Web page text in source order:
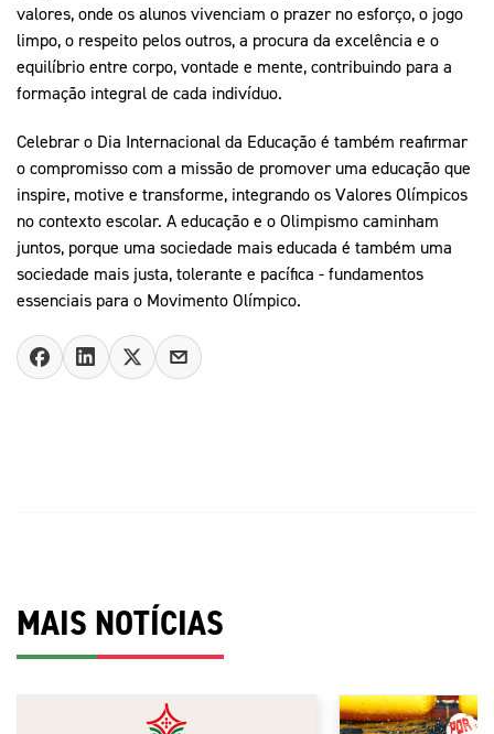
valores, onde os alunos vivenciam o prazer no esforço, o jogo
limpo, o respeito pelos outros, a procura da excelência e o
equilíbrio entre corpo, vontade e mente, contribuindo para a
formação integral de cada indivíduo.
Celebrar o Dia Internacional da Educação é também reafirmar
o compromisso com a missão de promover uma educação que
inspire, motive e transforme, integrando os Valores Olímpicos
no contexto escolar. A educação e o Olimpismo caminham
juntos, porque uma sociedade mais educada é também uma
sociedade mais justa, tolerante e pacífica - fundamentos
essenciais para o Movimento Olímpico.
MAIS NOTÍCIAS